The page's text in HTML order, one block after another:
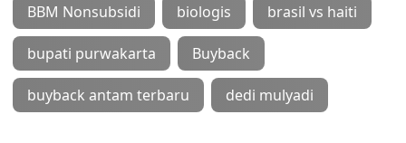
BBM Nonsubsidi biologis brasil vs haiti
bupati purwakarta Buyback
buyback antam terbaru dedi mulyadi